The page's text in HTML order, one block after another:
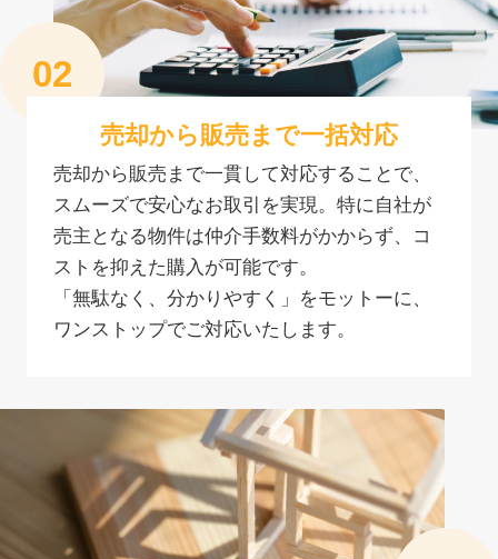
売却から販売まで一括対応
売却から販売まで一貫して対応することで、
スムーズで安心なお取引を実現。特に自社が
売主となる物件は仲介手数料がかからず、コ
ストを抑えた購入が可能です。
「無駄なく、分かりやすく」をモットーに、
ワンストップでご対応いたします。